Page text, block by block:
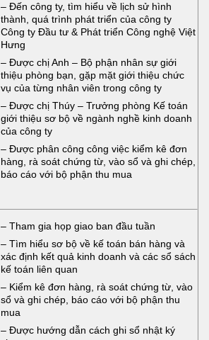
– Đến công ty, tìm hiểu về lịch sử hình
thành, quá trình phát triển của công ty
Công ty Đầu tư & Phát triển Công nghệ Việt
Hưng
– Được chị Anh – Bộ phận nhân sự giới
thiệu phòng bạn, gặp mặt giới thiệu chức
vụ của từng nhân viên trong công ty
– Được chị Thúy – Trưởng phòng Kế toán
giới thiệu sơ bộ về ngành nghề kinh doanh
của công ty
– Được phân công công việc kiểm kê đơn
hàng, rà soát chứng từ, vào sổ và ghi chép,
báo cáo với bộ phận thu mua
– Tham gia họp giao ban đầu tuần
– Tìm hiểu sơ bộ về kế toán bán hàng và
xác định kết quả kinh doanh và các sổ sách
kế toán liên quan
– Kiểm kê đơn hàng, rà soát chứng từ, vào
sổ và ghi chép, báo cáo với bộ phận thu
mua
– Được hướng dẫn cách ghi sổ nhật ký